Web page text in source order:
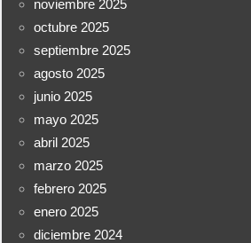
noviembre 2025
octubre 2025
septiembre 2025
agosto 2025
junio 2025
mayo 2025
abril 2025
marzo 2025
febrero 2025
enero 2025
diciembre 2024